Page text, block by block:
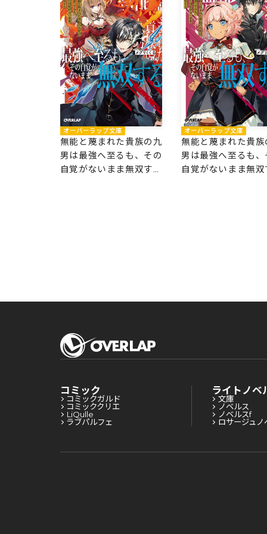
オーバーラップ文庫
無能と蔑まれた貴族の九
男は最強へ至るも、その
自覚がないまま無双する
オーバーラップ文庫
無能と蔑まれた貴族
男は最強へ至るも、
自覚がないまま無双
コミック
コミックガルド
コミッククリエ
LiQulle
ラブパルフェ
ライトノベ
文庫
ノベルス
ノベルスf
ロサージュノ